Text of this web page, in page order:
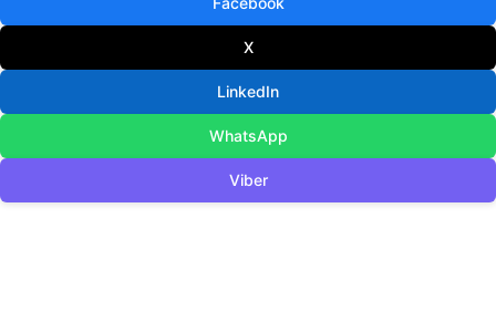
X
LinkedIn
WhatsApp
Viber